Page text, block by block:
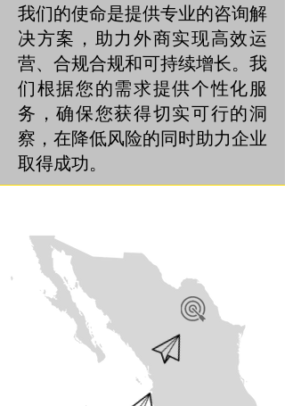
我们的使命是提供专业的咨询解
决方案，助力外商实现高效运
营、合规合规和可持续增长。我
们根据您的需求提供个性化服
务，确保您获得切实可行的洞
察，在降低风险的同时助力企业
取得成功。